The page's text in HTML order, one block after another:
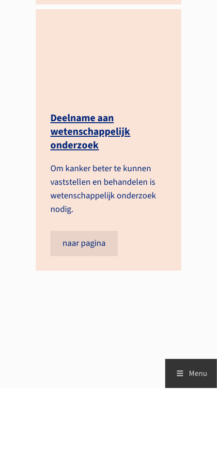
Deelname aan
wetenschappelijk
onderzoek
Om kanker beter te kunnen
vaststellen en behandelen is
weten­schappelijk onderzoek
nodig.
naar pagina
Menu